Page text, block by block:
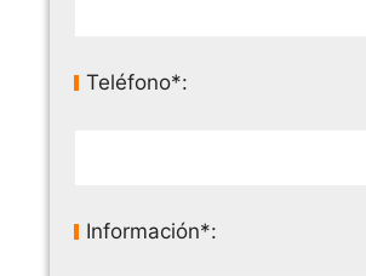
Teléfono*:
Información*: